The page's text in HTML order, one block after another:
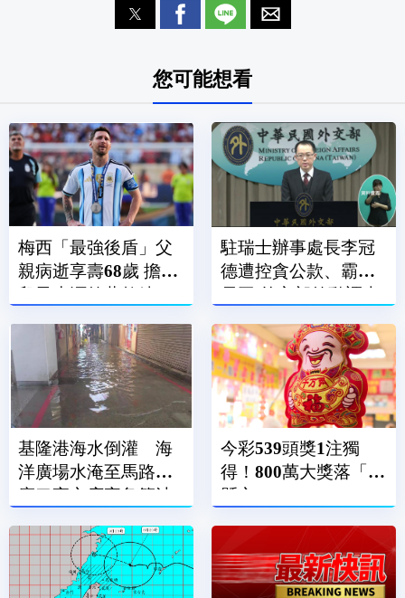
您可能想看
梅西「最強後盾」父
親病逝享壽68歲 擔任
兒子生涯啟蒙教練、
駐瑞士辦事處長李冠
德遭控貪公款、霸凌
員工 外交部啟動調查
基隆港海水倒灌 海
洋廣場水淹至馬路、
廟口夜市店家急築沙
今彩539頭獎1注獨
得！800萬大獎落「這
縣市」